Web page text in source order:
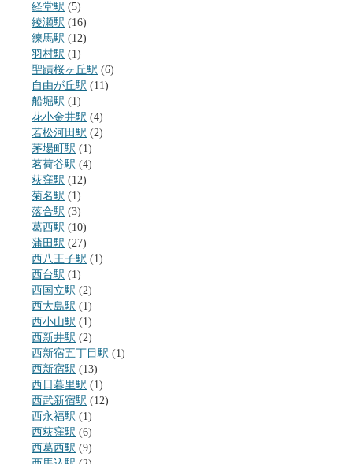
経堂駅 (5)
綾瀬駅 (16)
練馬駅 (12)
羽村駅 (1)
聖蹟桜ヶ丘駅 (6)
自由が丘駅 (11)
船堀駅 (1)
花小金井駅 (4)
若松河田駅 (2)
茅場町駅 (1)
茗荷谷駅 (4)
荻窪駅 (12)
菊名駅 (1)
落合駅 (3)
葛西駅 (10)
蒲田駅 (27)
西八王子駅 (1)
西台駅 (1)
西国立駅 (2)
西大島駅 (1)
西小山駅 (1)
西新井駅 (2)
西新宿五丁目駅 (1)
西新宿駅 (13)
西日暮里駅 (1)
西武新宿駅 (12)
西永福駅 (1)
西荻窪駅 (6)
西葛西駅 (9)